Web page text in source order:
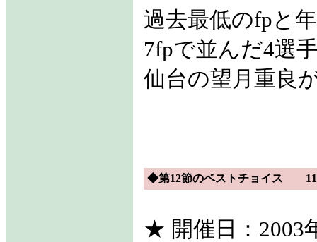
過去最低のfpと
7fpで並んだ4選
仙台の望月重良
◆第12節のベストチョイス
★ 開催日：2003